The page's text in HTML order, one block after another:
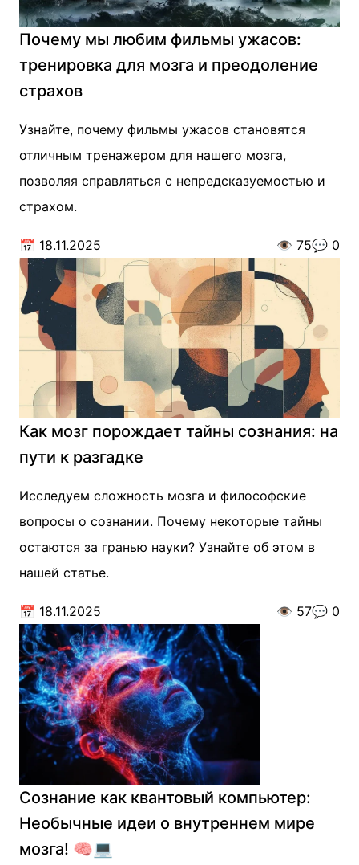
Почему мы любим фильмы ужасов:
тренировка для мозга и преодоление
страхов
Узнайте, почему фильмы ужасов становятся
отличным тренажером для нашего мозга,
позволяя справляться с непредсказуемостью и
страхом.
📅 18.11.2025 👁️ 75💬 0
Как мозг порождает тайны сознания: на
пути к разгадке
Исследуем сложность мозга и философские
вопросы о сознании. Почему некоторые тайны
остаются за гранью науки? Узнайте об этом в
нашей статье.
📅 18.11.2025 👁️ 57💬 0
Сознание как квантовый компьютер:
Необычные идеи о внутреннем мире
мозга! 🧠💻